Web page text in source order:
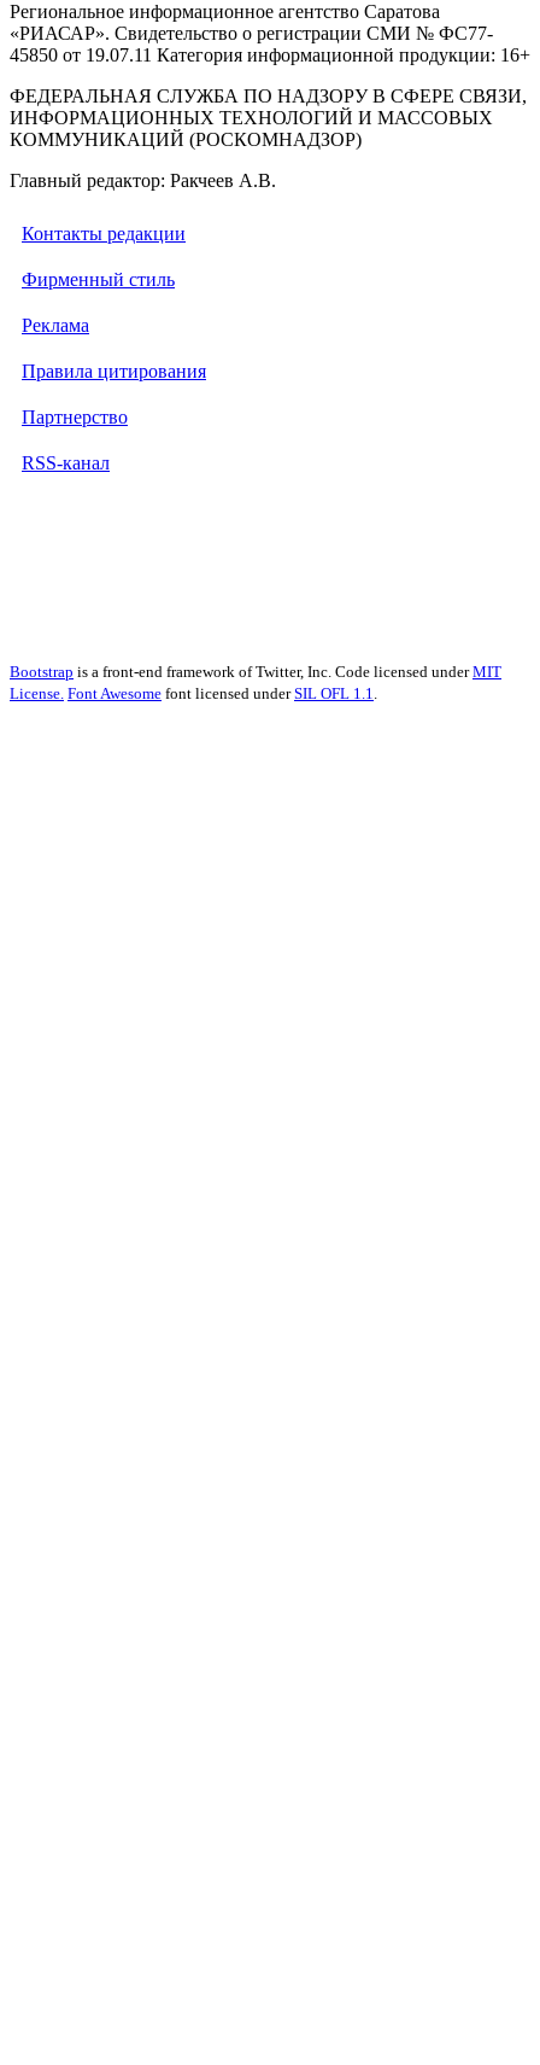
Региональное информационное агентство Саратова
«РИАСАР». Свидетельство о регистрации СМИ № ФС77-
45850 от 19.07.11 Категория информационной продукции: 16+
ФЕДЕРАЛЬНАЯ СЛУЖБА ПО НАДЗОРУ В СФЕРЕ СВЯЗИ,
ИНФОРМАЦИОННЫХ ТЕХНОЛОГИЙ И МАССОВЫХ
КОММУНИКАЦИЙ (РОСКОМНАДЗОР)
Главный редактор: Ракчеев А.В.
Контакты редакции
Фирменный стиль
Реклама
Правила цитирования
Партнерство
RSS-канал
Bootstrap is a front-end framework of Twitter, Inc. Code licensed underMIT
License. Font Awesome font licensed underSIL OFL 1.1.